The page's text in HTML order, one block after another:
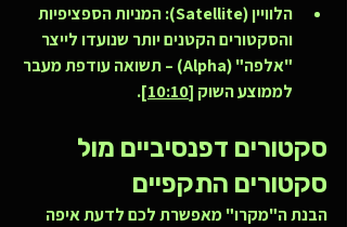
הלוויין (Satellite):
המניות הספציפיות
והסקטורים הקטנים יותר שנועדו לייצר
"אלפה" (Alpha) – תשואה עודפת מעבר
לממוצע השוק [10:10
].
סקטורים דפנסיביים מול
סקטורים התקפיים
הבנת ה"מקרו" מאפשרת לכם לדעת איפה